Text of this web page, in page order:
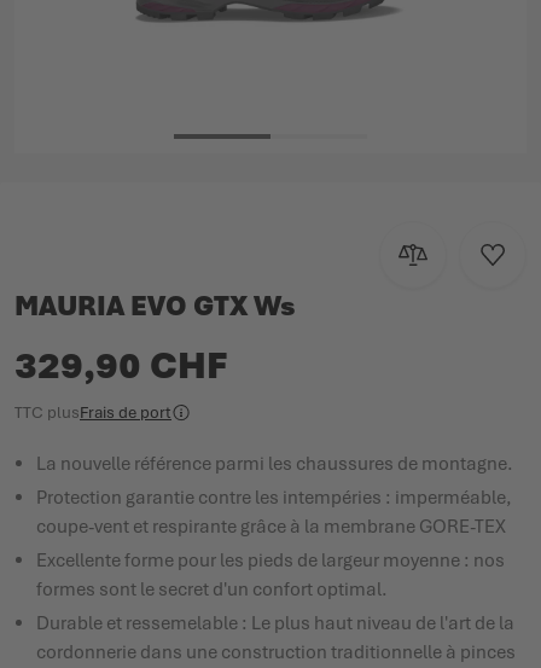
Ajouter au
MAURIA EVO GTX Ws
329,90 CHF
TTC plusFrais de port
La nouvelle référence parmi les chaussures de montagne.
Protection garantie contre les intempéries : imperméable,
coupe-vent et respirante grâce à la membrane GORE-TEX
Excellente forme pour les pieds de largeur moyenne : nos
formes sont le secret d'un confort optimal.
Durable et ressemelable : Le plus haut niveau de l'art de la
cordonnerie dans une construction traditionnelle à pinces